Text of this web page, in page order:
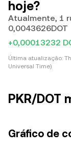
hoje?
Atualmente, 1
0,0043626DOT
+0,00013232
Última atualização:
Universal Time)
PKR/DOT
Gráfico de